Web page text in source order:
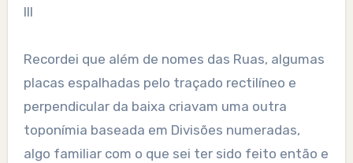
III
Recordei que além de nomes das Ruas, algumas
placas espalhadas pelo traçado rectilíneo e
perpendicular da baixa criavam uma outra
toponímia baseada em Divisões numeradas,
algo familiar com o que sei ter sido feito então e